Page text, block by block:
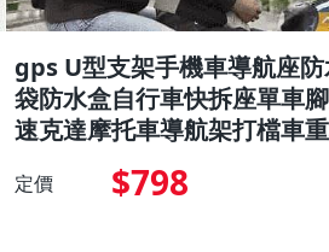
gps U型支架手機車導航座
袋防水盒自行車快拆座單車
速克達摩托車導航架打檔車
定價 $798